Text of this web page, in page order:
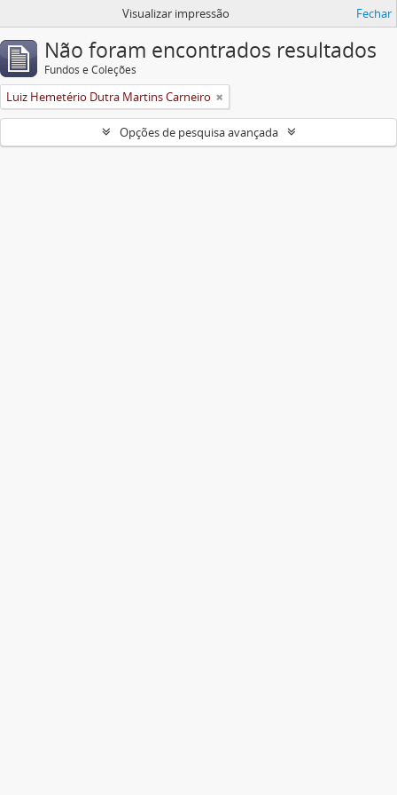
Visualizar impressão Fechar
Não foram encontrados resultados
Fundos e Coleções
Luiz Hemetério Dutra Martins Carneiro
Opções de pesquisa avançada